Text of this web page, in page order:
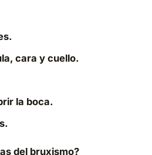
cara y cuello.
la boca.
del bruxismo?